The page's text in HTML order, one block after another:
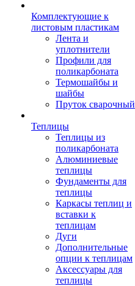
Комплектующие к
листовым пластикам
Лента и
уплотнители
Профили для
поликарбоната
Термошайбы и
шайбы
Пруток сварочный
Теплицы
Теплицы из
поликарбоната
Алюминиевые
теплицы
Фундаменты для
теплицы
Каркасы теплиц и
вставки к
теплицам
Дуги
Дополнительные
опции к теплицам
Аксессуары для
теплицы